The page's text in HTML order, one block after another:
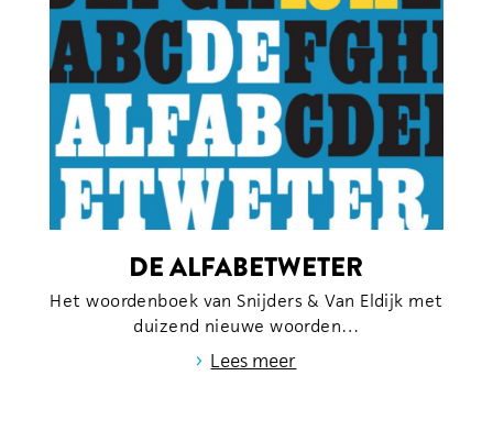
DE ALFABETWETER
Het woordenboek van Snijders & Van Eldijk met
duizend nieuwe woorden…
› Lees meer